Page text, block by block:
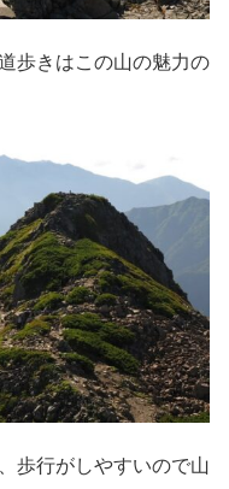
歩きはこの山の魅力の
歩行がしやすいので山